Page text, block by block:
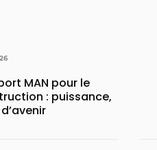
MAN pour le
: puissance,